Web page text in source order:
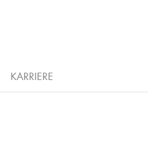
KARRIERE